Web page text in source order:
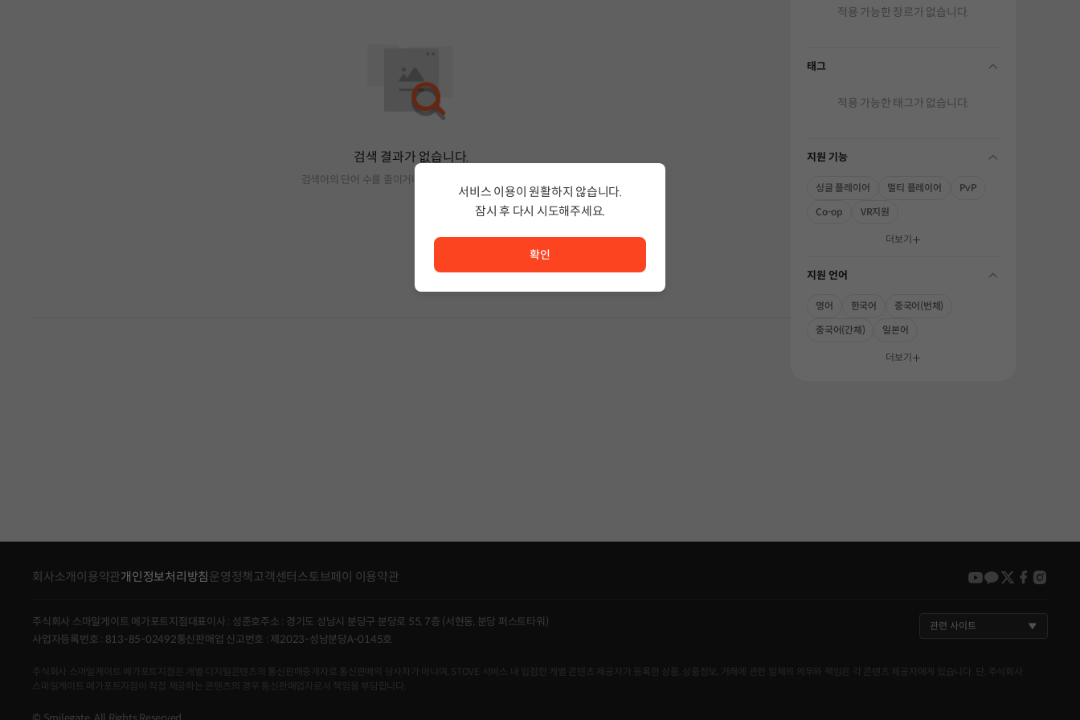
검색 결과가 없습니다.
검색어의 단어 수를 줄이거나 필터조건을 변경하세요.
적용 가능한 장르가 없습니다.
태그 folding
적용 가능한 태그가 없습니다.
지원 기능 folding
싱글 플레이어 멀티 플레이어
PvP
Co-op
VR지원
더보기
지원 언어 folding
영어 한국어
중국어(번체)
중국어(간체)
일본어
더보기
회사소개이용약관개인정보처리방침 운영정책고객센터스토브페이 이용약관 youtube
kakao
twitter
주식회사 스마일게이트 메가포트지점대표이사 : 성준호주소 : 경기도 성남시 분당구 분당로 55, 7층 (서현동, 분당 퍼스트타워)
사업자등록번호 : 813-85-02492통신판매업 신고번호 : 제2023-성남분당A-0145호
관련 사이트
주식회사 스마일게이트 메가포트지점은 개별 디지털콘텐츠의 통신판매중개자로 통신판매의 당사자가 아니며, STOVE 서비스 내 입점한 개별 콘텐츠 제공자가 등록한 상품, 상품정보, 거래에 관한 일체의 의무와 책임은 각 콘텐츠 제공자에게 있습니다. 단, 주식회사
스마일게이트 메가포트지점이 직접 제공하는 콘텐츠의 경우 통신판매업자로서 책임을 부담합니다.
서비스 이용이 원활하지 않습니다.
잠시 후 다시 시도해주세요.
확인